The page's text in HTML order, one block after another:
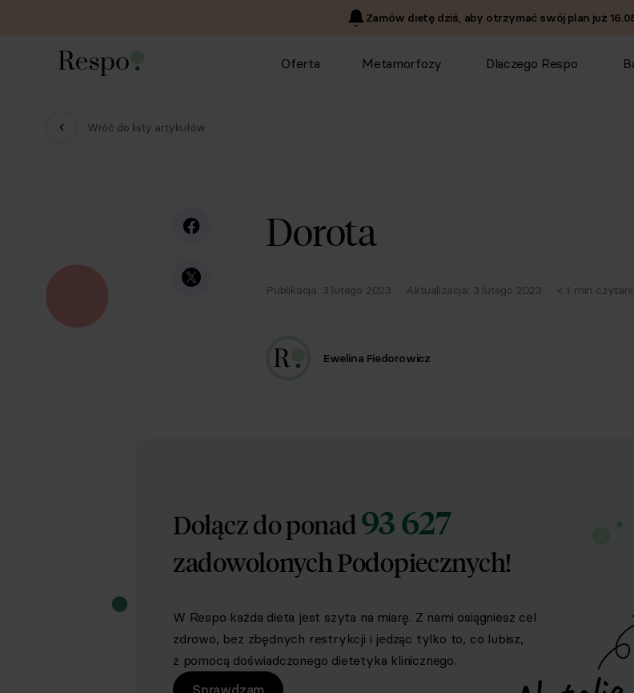
Zamów dietę dziś, aby otrzymać swój plan już
Oferta Metamorfozy Dlaczego Respo
Wróć do listy artykułów
Dorota
Publikacja: 3 lutego 2023 · Aktualizacja: 3 lutego 2023 · < 1 min
Ewelina Fiedorowicz
Dołącz do ponad93 627
zadowolonych Podopiecznych!
W Respo każda dieta jest szyta na miarę. Z nami osiągniesz cel
zdrowo, bez zbędnych restrykcji i jedząc tylko to, co lubisz,
z pomocą doświadczonego dietetyka klinicznego.
Sprawdzam